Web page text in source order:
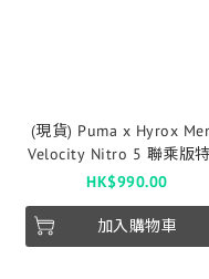
(現貨) Puma x Hyrox
Velocity Nitro 5 聯乘版
色
HK$990.00
加入購物車